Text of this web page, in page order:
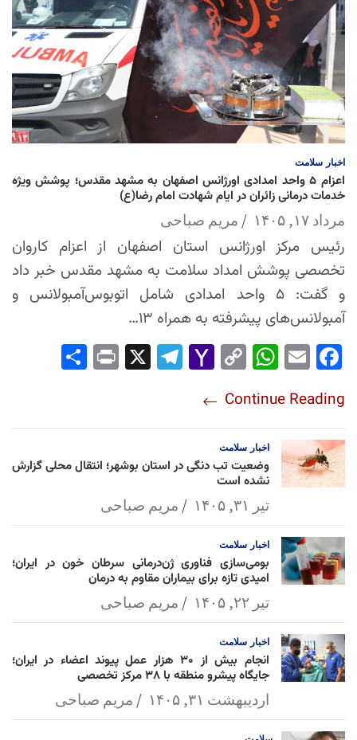
اخبار سلامت
اعزام ۵ واحد امدادی اورژانس اصفهان به مشهد مقدس؛ پوشش ویژه
خدمات درمانی زائران در ایام شهادت امام رضا(ع)
مرداد ۱۷, ۱۴۰۵ مریم صباحی
رئیس مرکز اورژانس استان اصفهان از اعزام کاروان
تخصصی پوشش امداد سلامت به مشهد مقدس خبر داد
و گفت: ۵ واحد امدادی شامل اتوبوس‌آمبولانس و
آمبولانس‌های پیشرفته به همراه ۱۳…
Fac
ok
Em
Wh
Ap
p
Co
Lin
k
Yah
l
Tel
Pri
Continue Reading
اخبار سلامت
وضعیت تب دنگی در استان بوشهر؛ انتقال محلی گزارش
نشده است
تیر ۳۱, ۱۴۰۵ مریم صباحی
اخبار سلامت
بومی‌سازی فناوری ژن‌درمانی سرطان خون در ایران؛
امیدی تازه برای بیماران مقاوم به درمان
تیر ۲۲, ۱۴۰۵ مریم صباحی
اخبار سلامت
انجام بیش از ۳۰ هزار عمل پیوند اعضاء در ایران؛
جایگاه پیشرو منطقه با ۳۸ مرکز تخصصی
اردیبهشت ۳۱, ۱۴۰۵ مریم صباحی